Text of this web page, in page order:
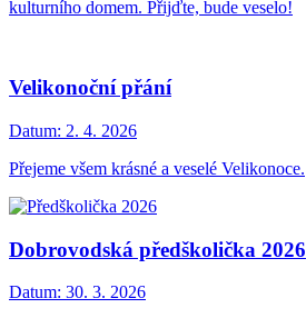
kulturního domem. Přijďte, bude veselo!
Velikonoční přání
Datum: 2. 4. 2026
Přejeme všem krásné a veselé Velikonoce.
Dobrovodská předškolička 2026
Datum: 30. 3. 2026